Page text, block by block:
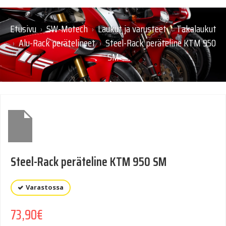
Etusivu › SW-Motech › Laukut ja varusteet › Takalaukut
› Alu-Rack perätelineet › Steel-Rack peräteline KTM 950
SM
Steel-Rack peräteline KTM 950 SM
Varastossa
73,90€